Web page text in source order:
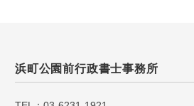
浜町公園前行政書士事務所